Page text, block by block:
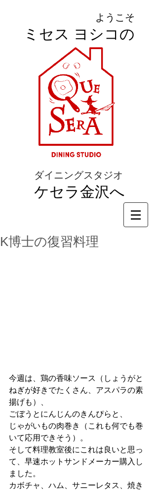
ようこそ
ミセス ヨシコの
ダイニングスタジオ
ケセラ金沢へ
K博士の復習料理
今週は、鶏の香味ソース（しょうがと
ねぎが好きでたくさん、アスパラの素
揚げも）、
ごぼうとにんじんのきんぴらと、
じゃがいもの肉巻き（これも何でも巻
いて応用できそう）。
そして料理教室後にこれは良いと思っ
て、早速ホットサンドメーカー購入し
ました。
カボチャ、ハム、サニーレタス、焼き